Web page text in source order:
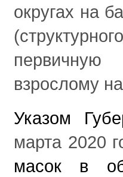
округах на
взрослому
Указом
марта 2020
масок в